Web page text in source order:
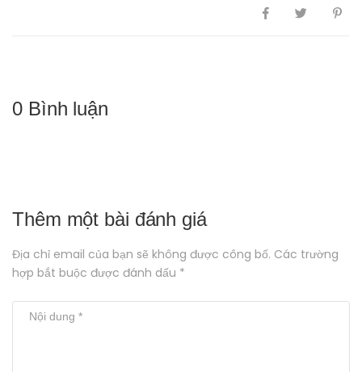
0 Bình luận
Thêm một bài đánh giá
Địa chỉ email của bạn sẽ không được công bố. Các trường
hợp bắt buộc được đánh dấu *